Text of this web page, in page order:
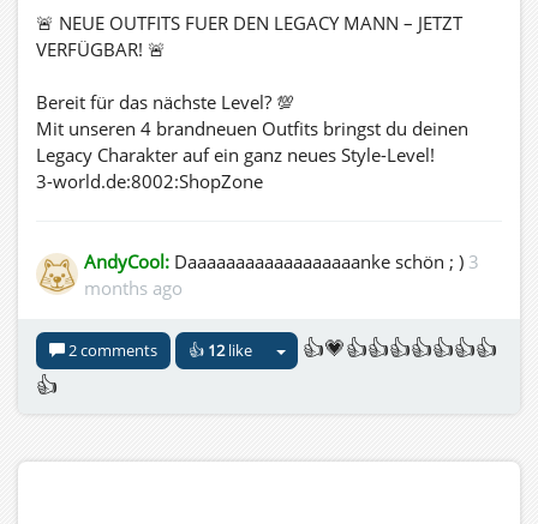
🚨 NEUE OUTFITS FUER DEN LEGACY MANN – JETZT
VERFÜGBAR! 🚨
Bereit für das nächste Level? 💯
Mit unseren 4 brandneuen Outfits bringst du deinen
Legacy Charakter auf ein ganz neues Style-Level!
3-world.de:8002:ShopZone
AndyCool: Daaaaaaaaaaaaaaaaaanke schön ; ) 3
months ago
2 comments 👍 12like
👍💗👍👍👍👍👍👍👍
👍